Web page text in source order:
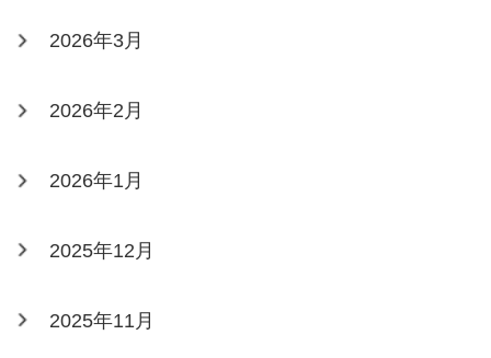
2026年3月
2026年2月
2026年1月
2025年12月
2025年11月